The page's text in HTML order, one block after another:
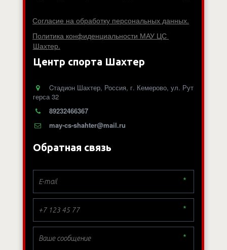
Согласие на обработку персональных данных.
Политика конфиденциальности МАУ ЦС
Шахтер.
Центр спорта Шахтер
Cтадион Шахтер, Россия, г. Кемерово, ул. Рут
герса 32
89232466367
may-cs-shahter@mail.ru
Обратная связь
*
*
*